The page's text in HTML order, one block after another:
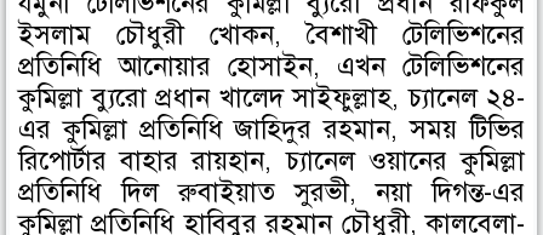
ইসলাম চৌধুরী খোকন, বৈশাখী টেলিভিশনের
প্রতিনিধি আনোয়ার হোসাইন, এখন টেলিভিশনের
কুমিল্লা ব্যুরো প্রধান খালেদ সাইফুল্লাহ, চ্যানেল ২৪-
এর কুমিল্লা প্রতিনিধি জাহিদুর রহমান, সময় টিভির
রিপোর্টার বাহার রায়হান, চ্যানেল ওয়ানের কুমিল্লা
প্রতিনিধি দিল রুবাইয়াত সুরভী, নয়া দিগন্ত-এর
কুমিল্লা প্রতিনিধি হাবিবুর রহমান চৌধুরী, কালবেলা-